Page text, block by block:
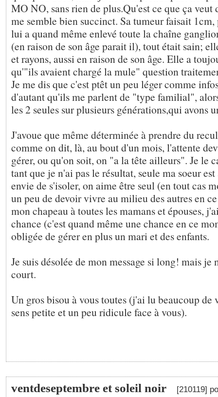
MO NO, sans rien de plus.Qu'est ce que ça
me semble bien succinct. Sa tumeur faisait 1cm,
lui a quand même enlevé toute la chaîne
(en raison de son âge parait il), tout était sain;
et rayons, aussi en raison de son âge. Elle a
qu'"ils avaient chargé la mule" question
Je me dis que c'est ptêt un peu léger comme
d'autant qu'ils me parlent de "type familial",
les 2 seules sur plusieurs générations,qui avons
J'avoue que même déterminée à prendre du
comme on dit, là, au bout d'un mois, l'attente
gérer, ou qu'on soit, on "a la tête ailleurs". Je le
tant que je n'ai pas le résultat, seule ma soeur
envie de s'isoler, on aime être seul (en tout cas
un peu de devoir vivre au milieu des autres en
mon chapeau à toutes les mamans et épouses,
chance (c'est quand même une chance en ce
obligée de gérer en plus un mari et des enfants.
Je suis désolée de mon message si long! mais je
court.
Un gros bisou à vous toutes (j'ai lu beaucoup de
sens petite et un peu ridicule face à vous).
ventdeseptembre et soleil noir
[210119]